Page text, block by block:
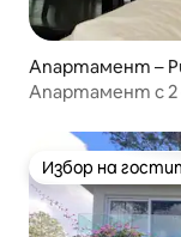
Апартамент –
Апартамент с 2
Избор на
Избор на